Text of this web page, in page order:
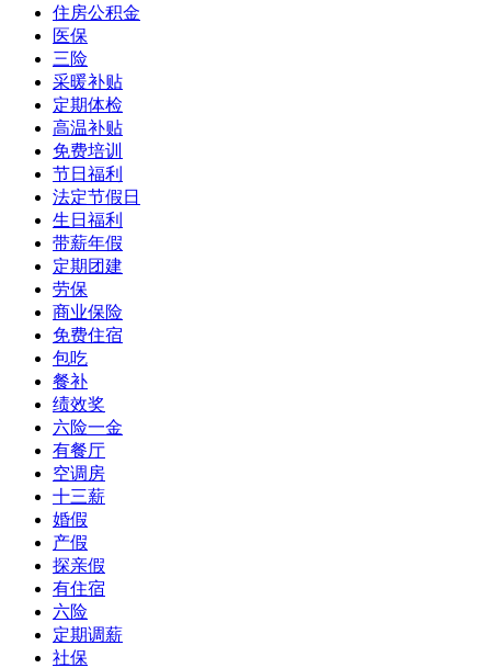
住房公积金
医保
三险
采暖补贴
定期体检
高温补贴
免费培训
节日福利
法定节假日
生日福利
带薪年假
定期团建
劳保
商业保险
免费住宿
包吃
餐补
绩效奖
六险一金
有餐厅
空调房
十三薪
婚假
产假
探亲假
有住宿
六险
定期调薪
社保